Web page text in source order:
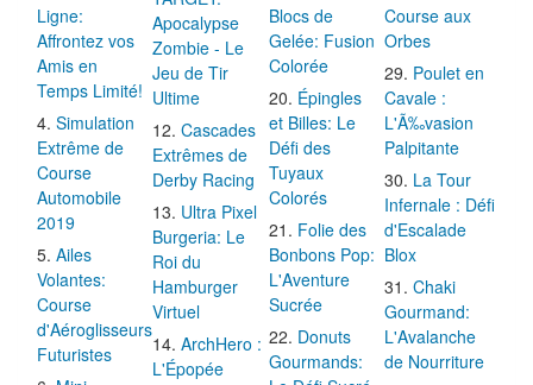
Ligne:
Affrontez vos
Amis en
Temps Limité!
Simulation
Extrême de
Course
Automobile
2019
Ailes
Volantes:
Course
d'Aéroglisseurs
Futuristes
Apocalypse
Zombie - Le
Jeu de Tir
Ultime
Cascades
Extrêmes de
Derby Racing
Ultra Pixel
Burgeria: Le
Roi du
Hamburger
Virtuel
ArchHero :
L'Épopée
Blocs de
Gelée: Fusion
Colorée
Épingles
et Billes: Le
Défi des
Tuyaux
Colorés
Folie des
Bonbons Pop:
L'Aventure
Sucrée
Donuts
Gourmands:
Course aux
Orbes
Poulet en
Cavale :
L'Ã‰vasion
Palpitante
La Tour
Infernale : Défi
d'Escalade
Blox
Chaki
Gourmand:
L'Avalanche
de Nourriture